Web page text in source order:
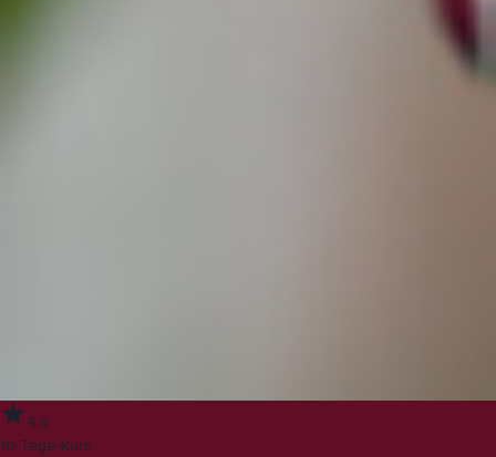
4.9
10-Tage-Kurs